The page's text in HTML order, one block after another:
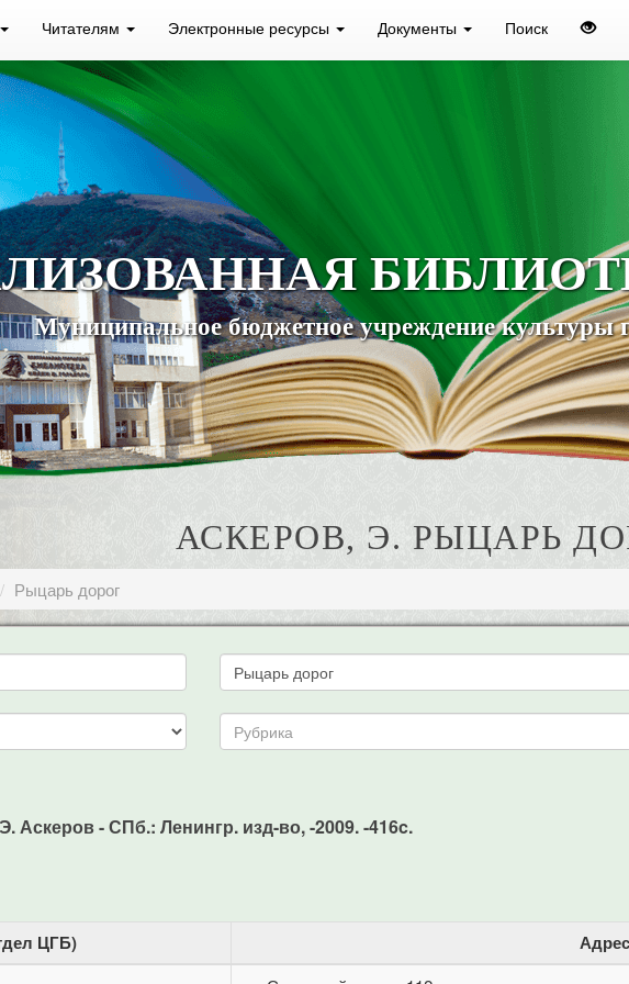
Читателям Электронные ресурсы Документы Поиск
Муниципальное бюджетное учреждение культуры
АСКЕРОВ, Э. РЫЦАРЬ
Рыцарь дорог
Аскеров - СПб.: Ленингр. изд-во, -2009. -416c.
ЦГБ) Адрес